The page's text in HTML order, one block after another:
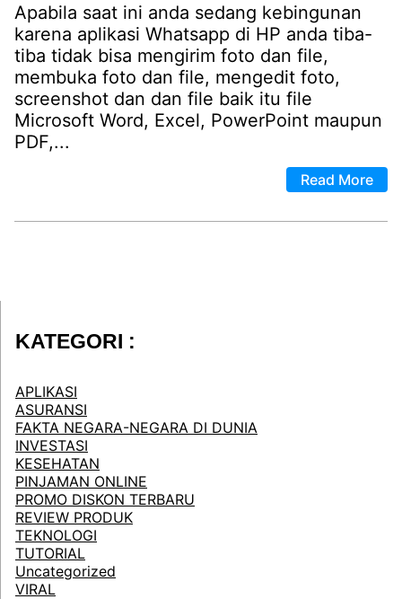
Apabila saat ini anda sedang kebingunan
karena aplikasi Whatsapp di HP anda tiba-
tiba tidak bisa mengirim foto dan file,
membuka foto dan file, mengedit foto,
screenshot dan dan file baik itu file
Microsoft Word, Excel, PowerPoint maupun
PDF,...
Read More
KATEGORI :
APLIKASI
ASURANSI
FAKTA NEGARA-NEGARA DI DUNIA
INVESTASI
KESEHATAN
PINJAMAN ONLINE
PROMO DISKON TERBARU
REVIEW PRODUK
TEKNOLOGI
TUTORIAL
Uncategorized
VIRAL